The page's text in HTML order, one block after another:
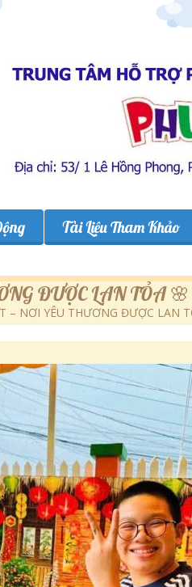
Tài Liệu Tham Khảo
ĐƯỢC LAN TỎA 🌸
– NƠI YÊU THƯƠNG ĐƯỢC LAN